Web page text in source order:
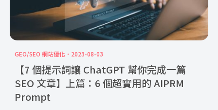
GEO/SEO 網站優化 2023-08-03
【7 個提示詞讓 ChatGPT 幫你完成一篇
SEO 文章】上篇：6 個超實用的 AIPRM
Prompt